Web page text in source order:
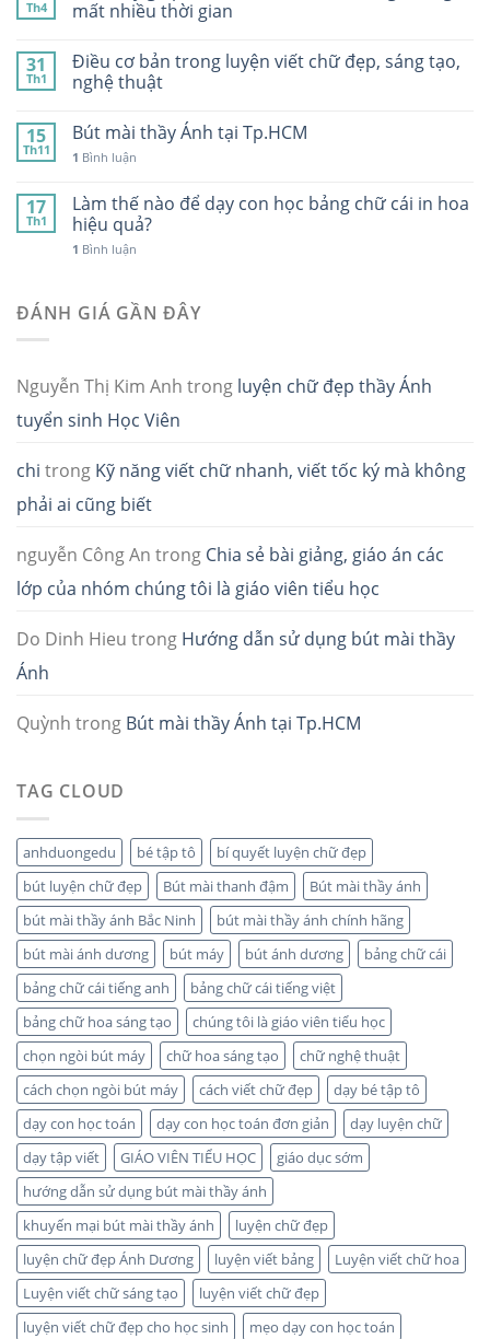
Th4
mất nhiều thời gian
31
Th1
Điều cơ bản trong luyện viết chữ đẹp, sáng tạo,
nghệ thuật
15
Th11
Bút mài thầy Ánh tại Tp.HCM
1 Bình luận
17
Th1
Làm thế nào để dạy con học bảng chữ cái in hoa
hiệu quả?
1 Bình luận
ĐÁNH GIÁ GẦN ĐÂY
Nguyễn Thị Kim Anh trong luyện chữ đẹp thầy Ánh
tuyển sinh Học Viên
chi trong Kỹ năng viết chữ nhanh, viết tốc ký mà không
phải ai cũng biết
nguyễn Công An trong Chia sẻ bài giảng, giáo án các
lớp của nhóm chúng tôi là giáo viên tiểu học
Do Dinh Hieu trong Hướng dẫn sử dụng bút mài thầy
Ánh
Quỳnh trong Bút mài thầy Ánh tại Tp.HCM
TAG CLOUD
anhduongedu bé tập tô
bí quyết luyện chữ đẹp
bút luyện chữ đẹp
Bút mài thanh đậm
Bút mài thầy ánh
bút mài thầy ánh Bắc Ninh
bút mài thầy ánh chính hãng
bút mài ánh dương
bút máy bút ánh dương
bảng chữ cái
bảng chữ cái tiếng anh
bảng chữ cái tiếng việt
bảng chữ hoa sáng tạo
chúng tôi là giáo viên tiểu học
chọn ngòi bút máy
chữ hoa sáng tạo
chữ nghệ thuật
cách chọn ngòi bút máy
cách viết chữ đẹp
dạy bé tập tô
dạy con học toán
dạy con học toán đơn giản
dạy luyện chữ
dạy tập viết
GIÁO VIÊN TIỂU HỌC
giáo dục sớm
hướng dẫn sử dụng bút mài thầy ánh
khuyến mại bút mài thầy ánh
luyện chữ đẹp
luyện chữ đẹp Ánh Dương
luyện viết bảng
Luyện viết chữ hoa
Luyện viết chữ sáng tạo
luyện viết chữ đẹp
luyện viết chữ đẹp cho học sinh
mẹo dạy con học toán